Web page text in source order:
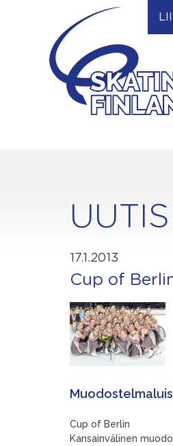
17.1.2013
Cup of
Cup of Berlin
Kansainvälinen